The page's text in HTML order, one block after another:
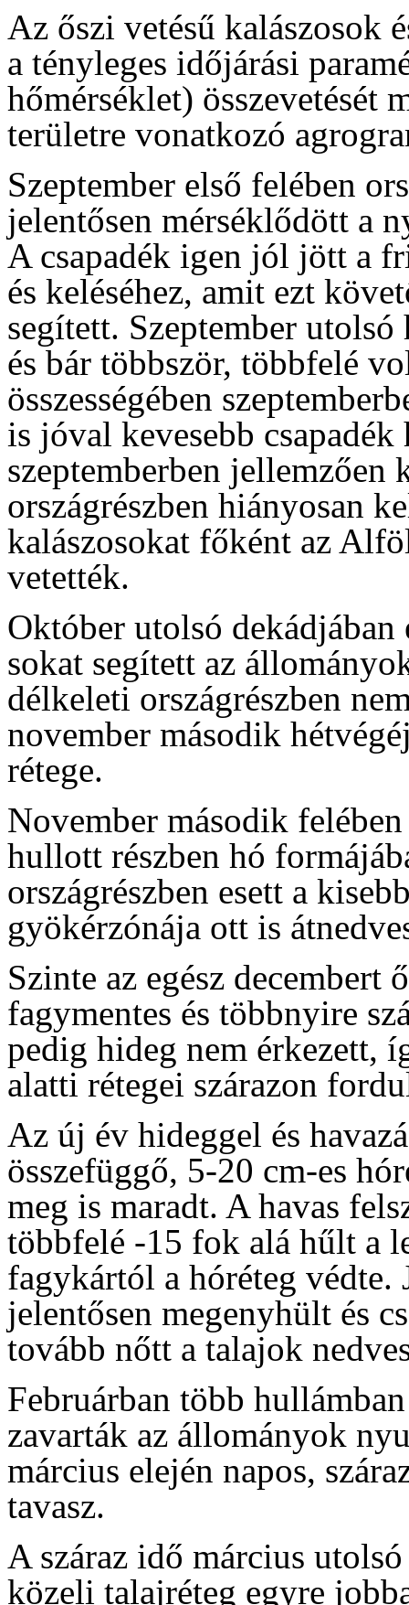
Az őszi vetésű kalászosok
a tényleges időjárási
hőmérséklet) összevetését
területre vonatkozó
Szeptember első felében
jelentősen mérséklődött a
A csapadék igen jól jött a
és keléséhez, amit ezt
segített. Szeptember
és bár többször, többfelé
összességében
is jóval kevesebb
szeptemberben jellemzően
országrészben hiányosan
kalászosokat főként az
vetették.
Október utolsó dekádjában
sokat segített az
délkeleti országrészben
november második
rétege.
November második
hullott részben hó
országrészben esett a
gyökérzónája ott is
Szinte az egész decembert
fagymentes és többnyire
pedig hideg nem érkezett,
alatti rétegei szárazon
Az új év hideggel és
összefüggő, 5-20 cm-es
meg is maradt. A havas
többfelé -15 fok alá hűlt a
fagykártól a hóréteg védte.
jelentősen megenyhült és
tovább nőtt a talajok
Februárban több
zavarták az állományok
március elején napos,
tavasz.
A száraz idő március
közeli talajréteg egyre